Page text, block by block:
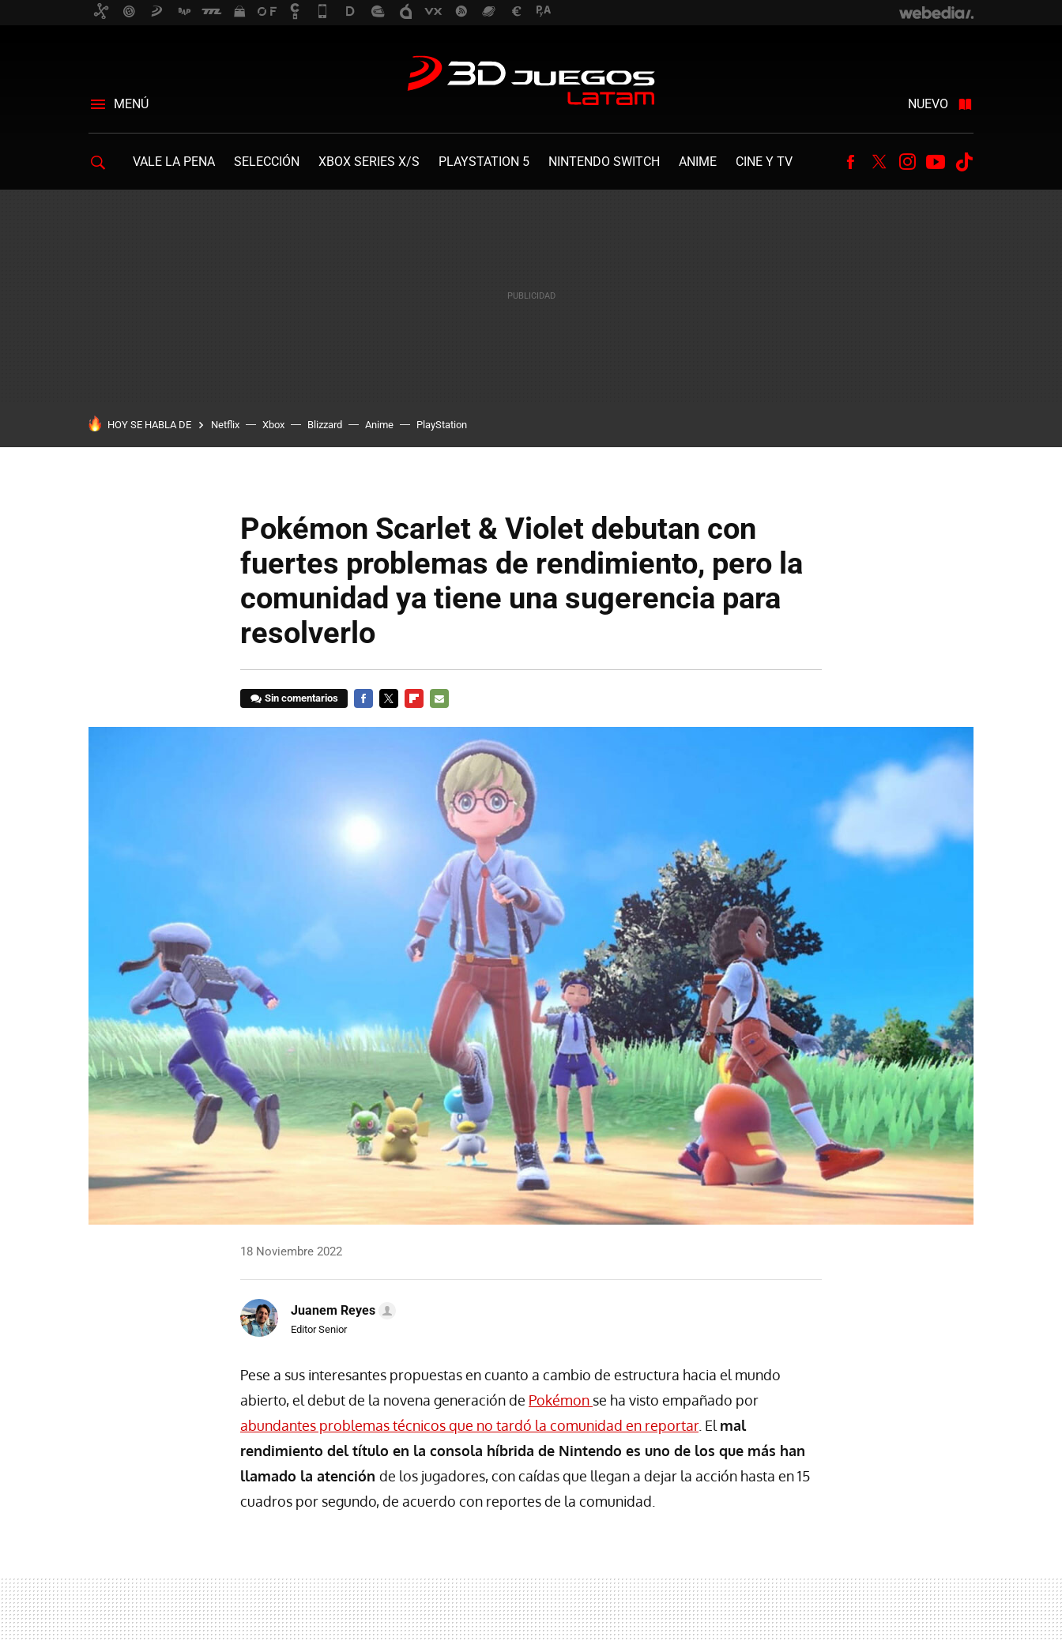
MENÚ NUEVO
VALE LA PENA SELECCIÓN XBOX SERIES X/S PLAYSTATION 5 NINTENDO SWITCH ANIME CINE Y TV Facebook
TwitterInstagram
Youtube
HOY SE HABLA DE Netflix Xbox Blizzard Anime PlayStation
Pokémon Scarlet & Violet debutan con
fuertes problemas de rendimiento, pero la
comunidad ya tiene una sugerencia para
resolverlo
Sin comentarios
18 Noviembre 2022
Juanem Reyes
Editor Senior
Pese a sus interesantes propuestas en cuanto a cambio de estructura hacia el mundo
abierto, el debut de la novena generación de Pokémon se ha visto empañado por
abundantes problemas técnicos que no tardó la comunidad en reportar. El mal
rendimiento del título en la consola híbrida de Nintendo es uno de los que más han
llamado la atención de los jugadores, con caídas que llegan a dejar la acción hasta en 15
cuadros por segundo, de acuerdo con reportes de la comunidad.